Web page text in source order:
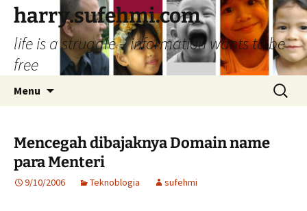
Skip
content
harry.sufehmi.com
life is a struggle – information wants to be
free
Menu
Search
for:
Mencegah dibajaknya Domain name
para Menteri
9/10/2006 Teknoblogia sufehmi